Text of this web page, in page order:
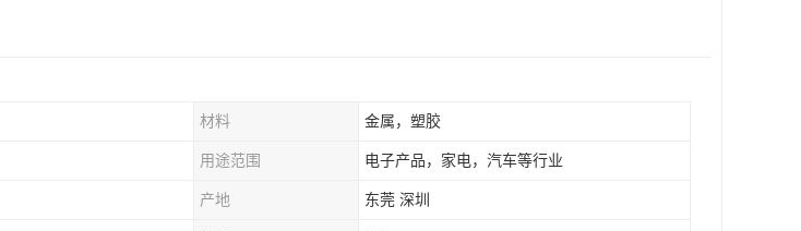
材料 金属，塑胶
用途范围 电子产品，家电，汽车等行业
产地 东莞 深圳